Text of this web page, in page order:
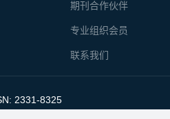
期刊合作伙伴
专业组织会员
联系我们
2331-8325